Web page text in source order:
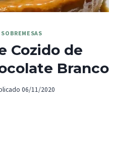
SOBREMESAS
Cozido de
Branco
06/11/2020